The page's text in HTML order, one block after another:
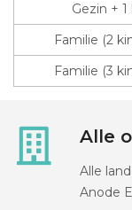
Gezin + 1
Familie (2
Familie (3
Alle
Alle
Anode